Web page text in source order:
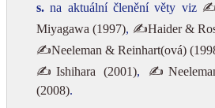
s. na aktuální členění věty viz
Miyagawa (1997), ✍Haider &
✍Neeleman & Reinhart(ová)
✍Ishihara (2001),
(2008).